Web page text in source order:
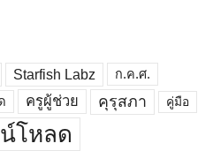
Starfish Labz ก.ค.ศ.
ครูผู้ช่วย คุรุสภา คู่มือ
โหลด